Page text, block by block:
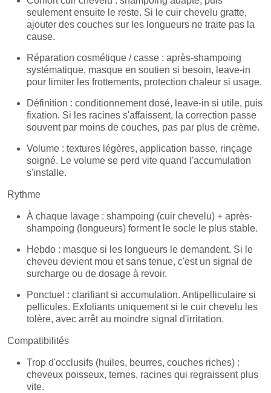
seulement ensuite le reste. Si le cuir chevelu gratte,
ajouter des couches sur les longueurs ne traite pas la
cause.
Réparation cosmétique / casse : après-shampoing
systématique, masque en soutien si besoin, leave-in
pour limiter les frottements, protection chaleur si usage.
Définition : conditionnement dosé, leave-in si utile, puis
fixation. Si les racines s'affaissent, la correction passe
souvent par moins de couches, pas par plus de crème.
Volume : textures légères, application basse, rinçage
soigné. Le volume se perd vite quand l'accumulation
s'installe.
Rythme
À chaque lavage : shampoing (cuir chevelu) + après-
shampoing (longueurs) forment le socle le plus stable.
Hebdo : masque si les longueurs le demandent. Si le
cheveu devient mou et sans tenue, c'est un signal de
surcharge ou de dosage à revoir.
Ponctuel : clarifiant si accumulation. Antipelliculaire si
pellicules. Exfoliants uniquement si le cuir chevelu les
tolère, avec arrêt au moindre signal d'irritation.
Compatibilités
Trop d'occlusifs (huiles, beurres, couches riches) :
cheveux poisseux, ternes, racines qui regraissent plus
vite.